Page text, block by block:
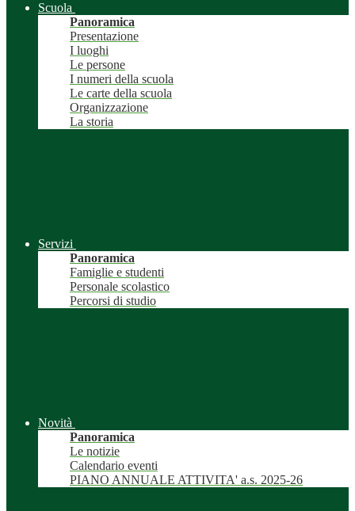
Scuola
Panoramica
Presentazione
I luoghi
Le persone
I numeri della scuola
Le carte della scuola
Organizzazione
La storia
Servizi
Panoramica
Famiglie e studenti
Personale scolastico
Percorsi di studio
Novità
Panoramica
Le notizie
Calendario eventi
PIANO ANNUALE ATTIVITA' a.s. 2025-26